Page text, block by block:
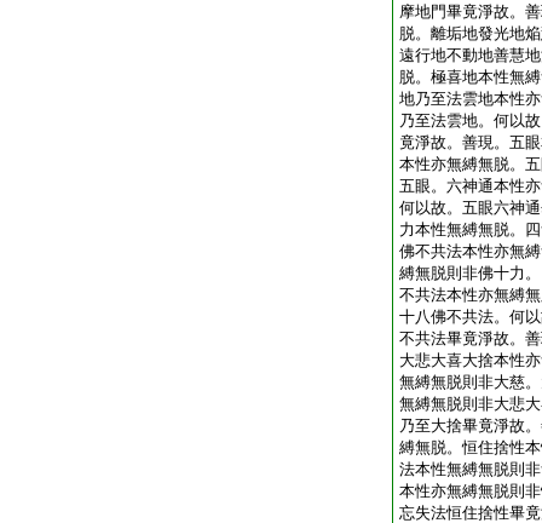
摩地門畢竟淨故。
脱。離垢地發光地
遠行地不動地善慧
脱。極喜地本性無
地乃至法雲地本性
乃至法雲地。何以
竟淨故。善現。五
本性亦無縛無脱。
五眼。六神通本性
何以故。五眼六神
力本性無縛無脱。
佛不共法本性亦無
縛無脱則非佛十力
不共法本性亦無縛
十八佛不共法。何
不共法畢竟淨故。
大悲大喜大捨本性
無縛無脱則非大慈
無縛無脱則非大悲
乃至大捨畢竟淨故
縛無脱。恒住捨性
法本性無縛無脱則
本性亦無縛無脱則
忘失法恒住捨性畢